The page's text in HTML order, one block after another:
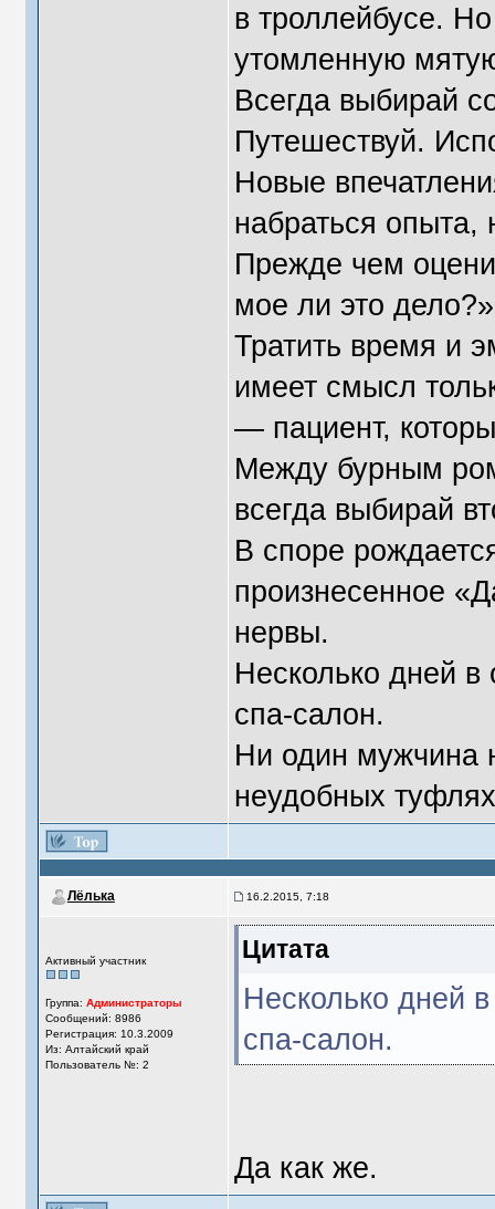
в троллейбусе.
утомленную
Всегда выбирай
Путешествуй.
Новые
набраться опыта,
Прежде чем
мое ли это
Тратить время и
имеет смысл
— пациент,
Между бурным
всегда выбирай
В споре
произнесенное
нервы.
Несколько дней
спа-салон.
Ни один мужчина
неудобных
Лёлька 16.2.2015, 7:18
Активный участник
Группа: Администраторы
Сообщений: 8986
Регистрация: 10.3.2009
Из: Алтайский край
Пользователь №: 2
Цитата
Несколько дней
спа-салон.
Да как же.